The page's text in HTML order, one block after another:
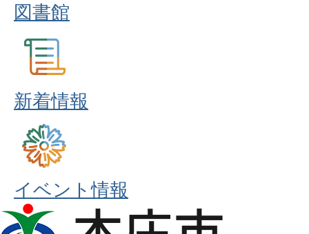
図書館
新着情報
イベント情報
本